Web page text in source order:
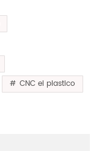
CNC el plastico